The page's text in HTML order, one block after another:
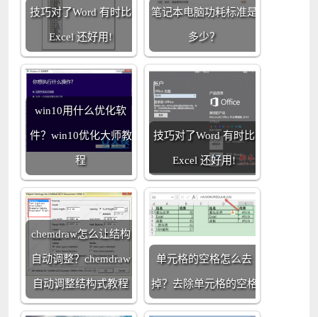
技巧对了Word 有时比
Excel 还好用!
笔记本电脑功耗标准是
多少？
win10用什么优化软
件？win10优化大师教
程
技巧对了Word 有时比
Excel 还好用!
chemdraw怎么让结构
自动调整？chemdraw
自动调整结构式教程
单元格的空格怎么去
掉？去除单元格的空格